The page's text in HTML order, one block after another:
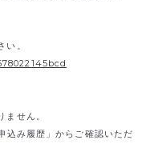
。
ません。
込み履歴」からご確認いただ